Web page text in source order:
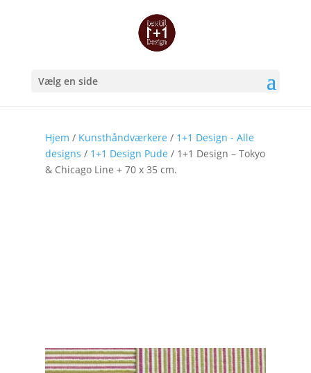
Vælg en side
Hjem / Kunsthåndværkere / 1+1 Design - Alle
designs / 1+1 Design Pude / 1+1 Design – Tokyo
& Chicago Line + 70 x 35 cm.